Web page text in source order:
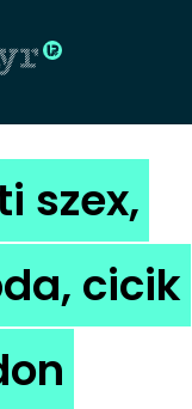
CÍMLAP
DIZÁJN
DIVAT
HIP
szex,
cicik